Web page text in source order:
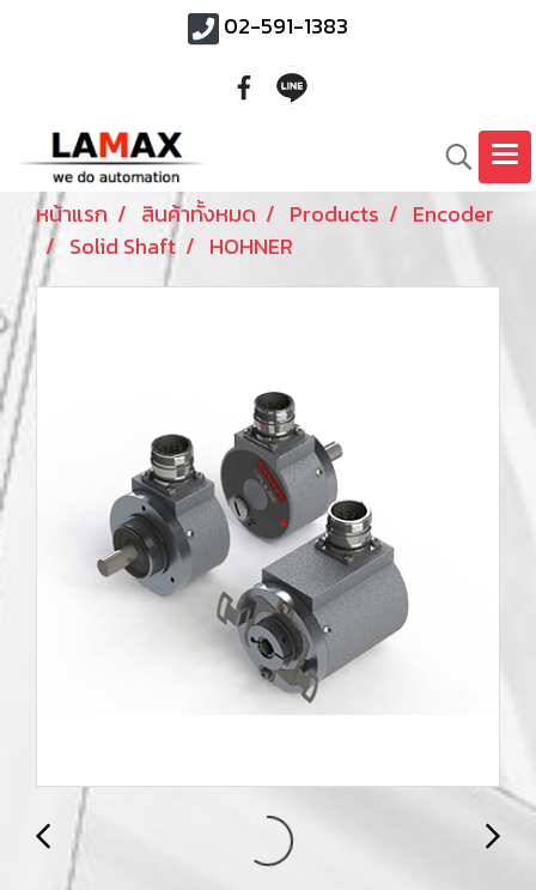
02-591-1383
หน้าแรก สินค้าทั้งหมด Products
Encoder
Solid Shaft
HOHNER